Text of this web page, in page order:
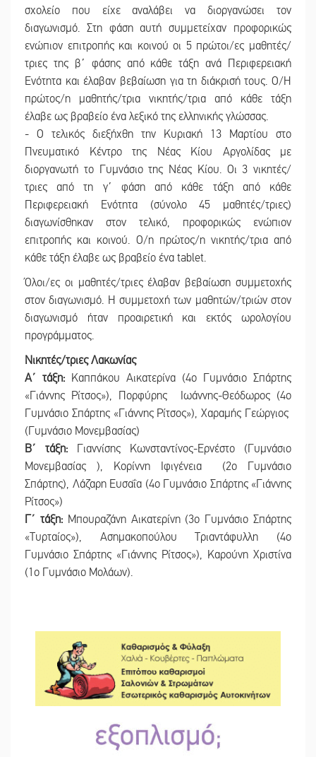
σχολείο που είχε αναλάβει να διοργανώσει τον
διαγωνισμό. Στη φάση αυτή συμμετείχαν προφορικώς
ενώπιον επιτροπής και κοινού οι 5 πρώτοι/ες μαθητές/
τριες της β΄ φάσης από κάθε τάξη ανά Περιφερειακή
Ενότητα και έλαβαν βεβαίωση για τη διάκρισή τους. Ο/Η
πρώτος/η μαθητής/τρια νικητής/τρια από κάθε τάξη
έλαβε ως βραβείο ένα λεξικό της ελληνικής γλώσσας.
- Ο τελικός διεξήχθη την Κυριακή 13 Μαρτίου στο
Πνευματικό Κέντρο της Νέας Κίου Αργολίδας με
διοργανωτή το Γυμνάσιο της Νέας Κίου. Οι 3 νικητές/
τριες από τη γ΄ φάση από κάθε τάξη από κάθε
Περιφερειακή Ενότητα (σύνολο 45 μαθητές/τριες)
διαγωνίσθηκαν στον τελικό, προφορικώς ενώπιον
επιτροπής και κοινού. Ο/η πρώτος/η νικητής/τρια από
κάθε τάξη έλαβε ως βραβείο ένα tablet.
Όλοι/ες οι μαθητές/τριες έλαβαν βεβαίωση συμμετοχής
στον διαγωνισμό. Η συμμετοχή των μαθητών/τριών στον
διαγωνισμό ήταν προαιρετική και εκτός ωρολογίου
προγράμματος.
Νικητές/τριες Λακωνίας
Α΄ τάξη: Καππάκου Αικατερίνα (4ο Γυμνάσιο Σπάρτης
«Γιάννης Ρίτσος»), Πορφύρης Ιωάννης-Θεόδωρος (4ο
Γυμνάσιο Σπάρτης «Γιάννης Ρίτσος»), Χαραμής Γεώργιος
(Γυμνάσιο Μονεμβασίας)
Β΄ τάξη: Γιαννίσης Κωνσταντίνος-Ερνέστο (Γυμνάσιο
Μονεμβασίας ), Κορίννη Ιφιγένεια (2ο Γυμνάσιο
Σπάρτης), Λάζαρη Ευσαΐα (4ο Γυμνάσιο Σπάρτης «Γιάννης
Ρίτσος»)
Γ΄ τάξη:Μπουραζάνη Αικατερίνη (3ο Γυμνάσιο Σπάρτης
«Τυρταίος»), Ασημακοπούλου Τριαντάφυλλη (4ο
Γυμνάσιο Σπάρτης «Γιάννης Ρίτσος»), Καρούνη Χριστίνα
(1ο Γυμνάσιο Μολάων).